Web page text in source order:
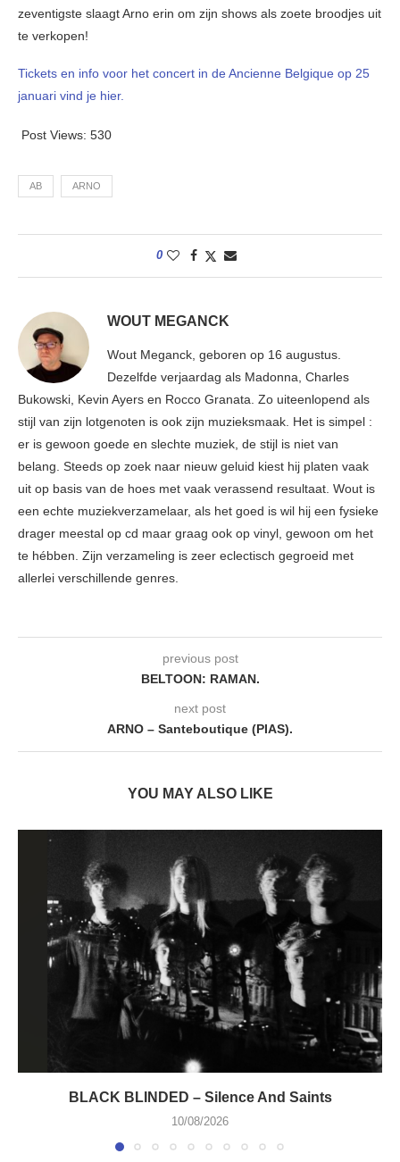
zeventigste slaagt Arno erin om zijn shows als zoete broodjes uit
te verkopen!
Tickets en info voor het concert in de Ancienne Belgique op 25
januari vind je hier.
Post Views: 530
AB ARNO
0
WOUT MEGANCK
Wout Meganck, geboren op 16 augustus.
Dezelfde verjaardag als Madonna, Charles
Bukowski, Kevin Ayers en Rocco Granata. Zo uiteenlopend als
stijl van zijn lotgenoten is ook zijn muzieksmaak. Het is simpel :
er is gewoon goede en slechte muziek, de stijl is niet van
belang. Steeds op zoek naar nieuw geluid kiest hij platen vaak
uit op basis van de hoes met vaak verassend resultaat. Wout is
een echte muziekverzamelaar, als het goed is wil hij een fysieke
drager meestal op cd maar graag ook op vinyl, gewoon om het
te hébben. Zijn verzameling is zeer eclectisch gegroeid met
allerlei verschillende genres.
previous post
BELTOON: RAMAN.
next post
ARNO – Santeboutique (PIAS).
YOU MAY ALSO LIKE
BLACK BLINDED – Silence And Saints
10/08/2026